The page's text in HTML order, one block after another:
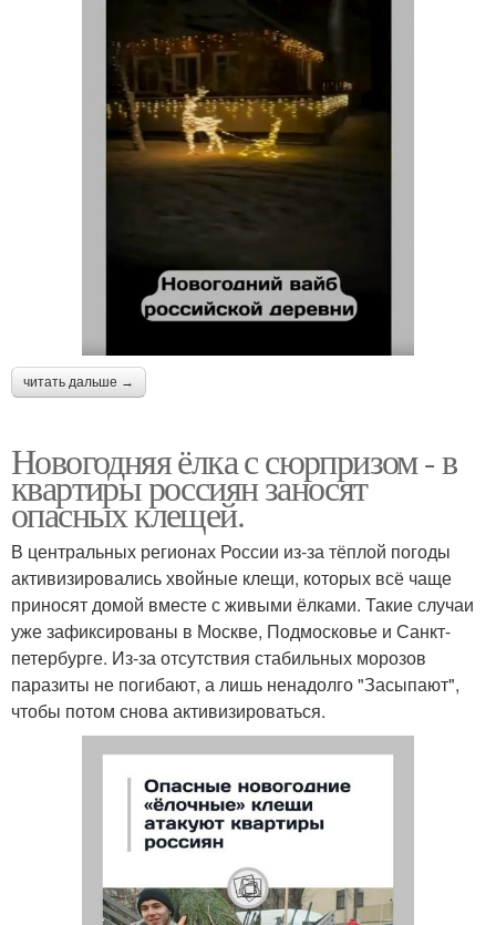
читать дальше →
Новогодняя ёлка с сюрпризом - в
квартиры россиян заносят
опасных клещей.
В центральных регионах России из-за тёплой погоды
активизировались хвойные клещи, которых всё чаще
приносят домой вместе с живыми ёлками. Такие случаи
уже зафиксированы в Москве, Подмосковье и Санкт-
петербурге. Из-за отсутствия стабильных морозов
паразиты не погибают, а лишь ненадолго "Засыпают",
чтобы потом снова активизироваться.